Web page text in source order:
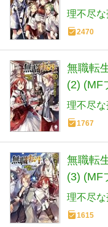
理不尽
2470
無職転
(2) (MF
理不尽
1767
無職転
(3) (MF
理不尽
1615